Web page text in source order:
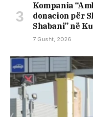
Kompania
donacion për
Shabani” në
7 Gusht, 2026